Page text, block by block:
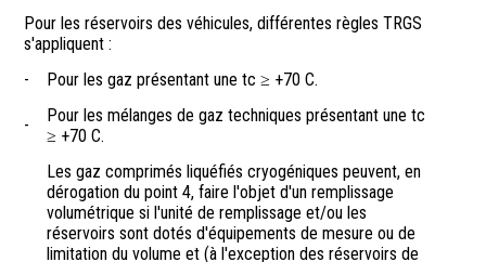
Pour les réservoirs des véhicules, différentes règles TRGS
s'appliquent :
-
Pour les gaz présentant une tc ≥ +70 C.
-
Pour les mélanges de gaz techniques présentant une tc
≥ +70 C.
Les gaz comprimés liquéfiés cryogéniques peuvent, en
dérogation du point 4, faire l'objet d'un remplissage
volumétrique si l'unité de remplissage et/ou les
réservoirs sont dotés d'équipements de mesure ou de
limitation du volume et (à l'exception des réservoirs de